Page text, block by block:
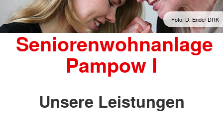
Foto: D. Ende/ DRK
Seniorenwohnanlage
Pampow I
Unsere Leistungen